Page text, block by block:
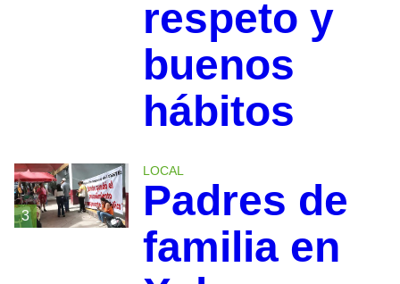
respeto y
buenos
hábitos
3
LOCAL
Padres de
familia en